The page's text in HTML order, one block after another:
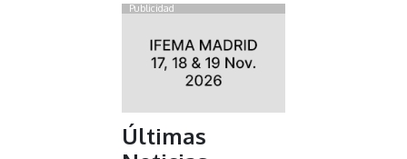
Publicidad
Últimas